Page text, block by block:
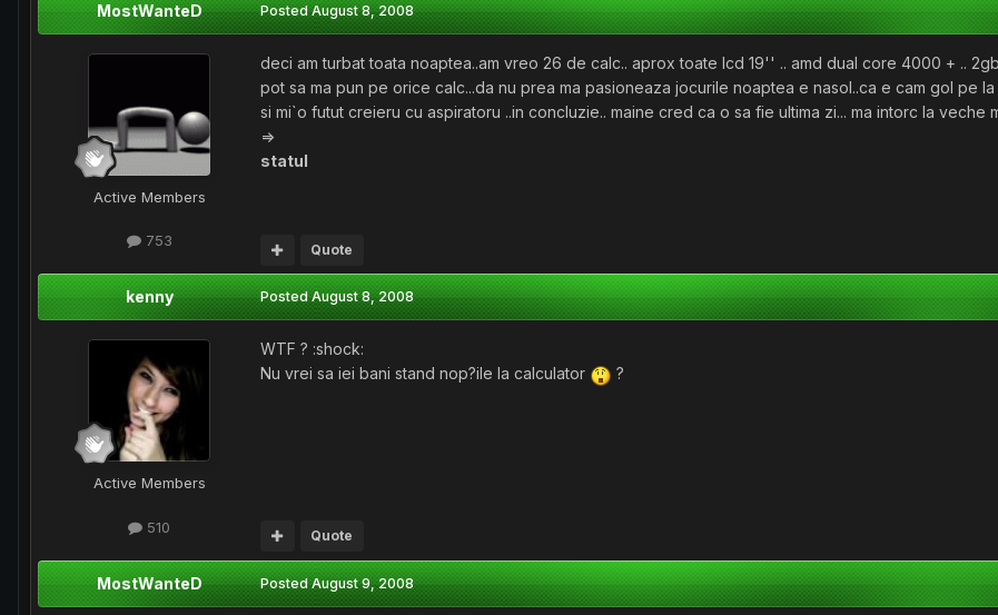
MostWanteD
Active Members
753
PostedAugust 8, 2008
deci am turbat toata noaptea..am vreo 26 de calc.. aprox toate lcd 19'' .. amd dual core 4000 + ..
pot sa ma pun pe orice calc...da nu prea ma pasioneaza jocurile noaptea e nasol..ca e cam gol pe
si mi`o futut creieru cu aspiratoru ..in concluzie.. maine cred ca o sa fie ultima zi... ma intorc la veche
=>
statul
Quote
kenny
Active Members
510
PostedAugust 8, 2008
WTF ? :shock:
Nu vrei sa iei bani stand nop?ile la calculator
?
Quote
MostWanteD PostedAugust 9, 2008